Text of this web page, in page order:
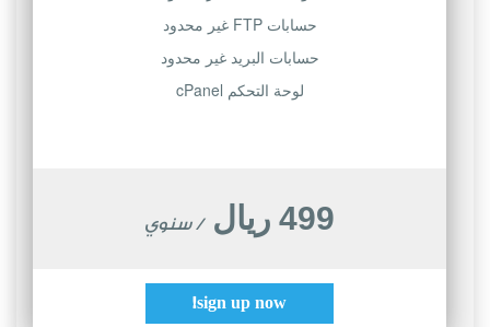
حسابات FTP غير محدود
حسابات البريد غير محدود
لوحة التحكم cPanel
499 ريال / سنوي
sign up now!